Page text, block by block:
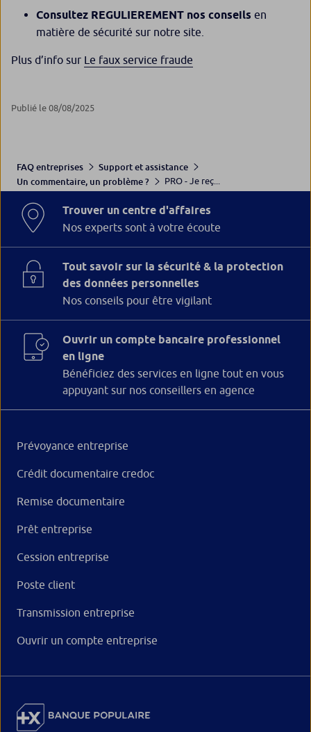
Consultez REGULIEREMENT nos conseils en
matière de sécurité sur notre site.
Plus d’info sur Le faux service fraude
Publié le 08/08/2025
FAQ entreprises
Support et assistance
Un commentaire, un problème ?
PRO - Je reç...
Trouver un centre d'affaires
Nos experts sont à votre écoute
Tout savoir sur la sécurité & la protection
des données personnelles
Nos conseils pour être vigilant
Ouvrir un compte bancaire professionnel
en ligne
Bénéficiez des services en ligne tout en vous
appuyant sur nos conseillers en agence
Prévoyance entreprise
Crédit documentaire credoc
Remise documentaire
Prêt entreprise
Cession entreprise
Poste client
Transmission entreprise
Ouvrir un compte entreprise